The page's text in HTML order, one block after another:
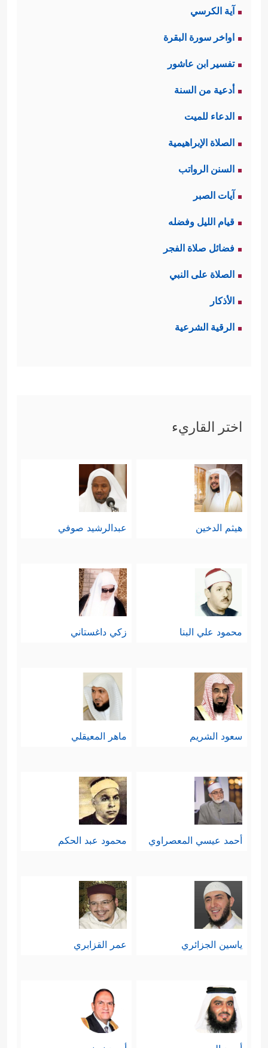
آية الكرسي
اواخر سورة البقرة
تفسير ابن عاشور
أدعية من السنة
الدعاء للميت
الصلاة الإبراهيمية
السنن الرواتب
آيات الصبر
قيام الليل وفضله
فضائل صلاة الفجر
الصلاة على النبي
الأذكار
الرقية الشرعية
اختر القاريء
هيثم الدخين عبدالرشيد صوفي
محمود علي البنا زكي داغستاني
سعود الشريم ماهر المعيقلي
أحمد عيسي المعصراوي محمود عبد الحكم
ياسين الجزائري عمر القزابري